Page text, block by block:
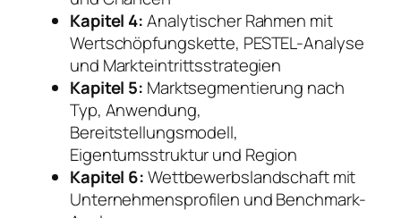
Kapitel 4:Analytischer Rahmen mit
Wertschöpfungskette, PESTEL-Analyse
und Markteintrittsstrategien
Kapitel 5: Marktsegmentierung nach
Typ, Anwendung,
Bereitstellungsmodell,
Eigentumsstruktur und Region
Kapitel 6:Wettbewerbslandschaft mit
Unternehmensprofilen und Benchmark-